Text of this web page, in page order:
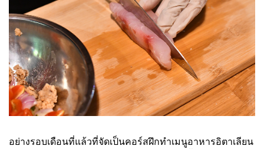
อย่างรอบเดือนที่แล้วที่จัดเป็นคอร์สฝึกทำเมนูอาหารอิตาเลียน